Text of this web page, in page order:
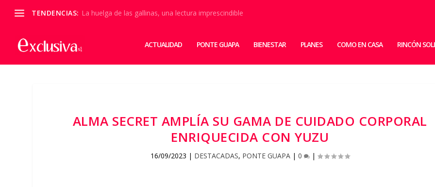
TENDENCIAS: La huelga de las gallinas, una lectura imprescindible
ACTUALIDAD PONTE GUAPA BIENESTAR PLANES COMO EN CASA RINCÓN
ALMA SECRET AMPLÍA SU GAMA DE CUIDADO CORPORAL
ENRIQUECIDA CON YUZU
16/09/2023 | DESTACADAS, PONTE GUAPA| 0 |